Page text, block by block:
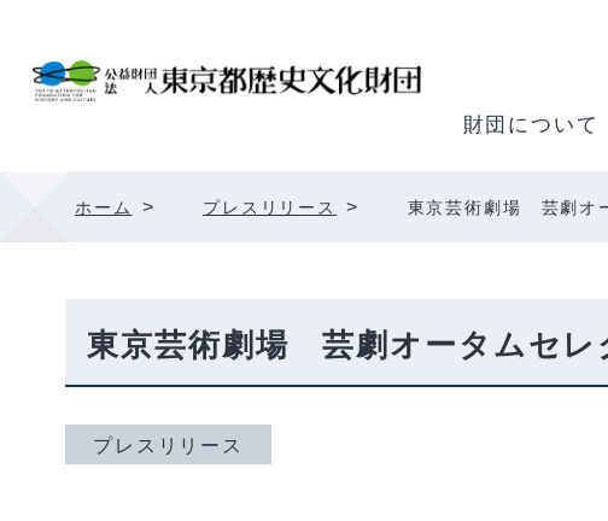
財団について
ホーム > プレスリリース > 東京芸術劇場 芸劇オ
東京芸術劇場 芸劇オータムセ
プレスリリース